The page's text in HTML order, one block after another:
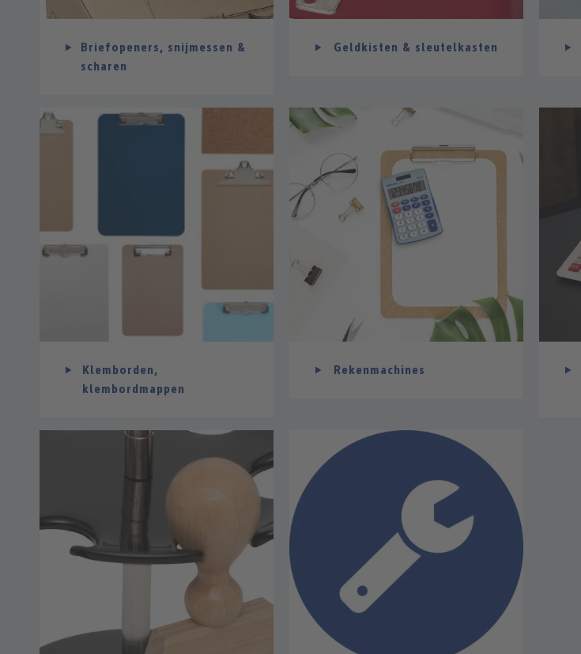
Briefopeners, snijmessen &
scharen
Geldkisten & sleutelkasten
Klemborden,
klembordmappen
Rekenmachines